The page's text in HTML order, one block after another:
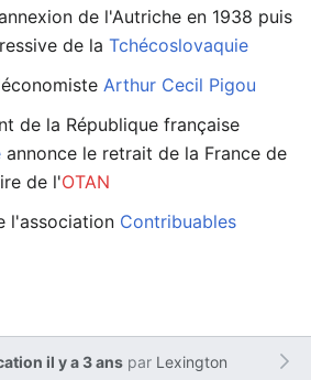
de l'Autriche en 1938 puis
de la Tchécoslovaquie
Arthur Cecil Pigou
de la République française
annonce le retrait de la France de
de l'OTAN
l'association Contribuables
il y a 3 anspar Lexington